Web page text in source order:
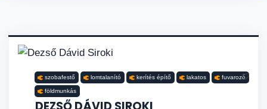
szobafestő lomtalanító kerítés építő lakatos fuvarozó
földmunkás